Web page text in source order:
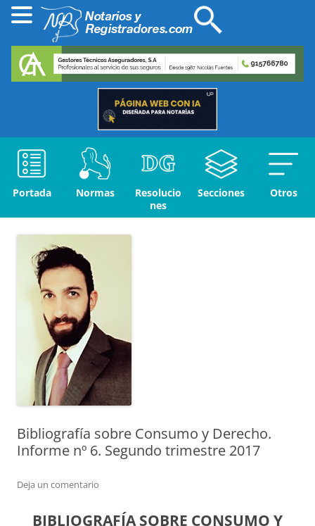
Portada Normas
Resolucio
nes
Secciones Otros
Bibliografía sobre Consumo y Derecho.
Informe nº 6. Segundo trimestre 2017
Deja un comentario
BIBLIOGRAFÍA SOBRE CONSUMO Y